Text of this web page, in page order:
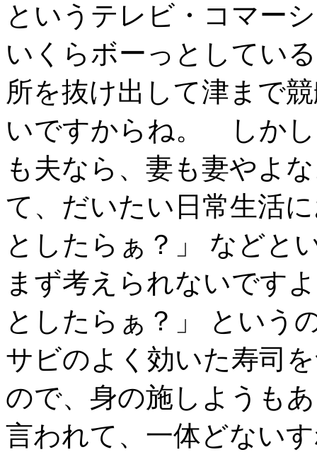
というテレビ・コマー
いくらボーっとしてい
所を抜け出して津まで
いですからね。 しか
も夫なら、妻も妻やよ
て、だいたい日常生活
としたらぁ？」 などと
まず考えられないです
としたらぁ？」 という
サビのよく効いた寿司
ので、身の施しようも
言われて、一体どない